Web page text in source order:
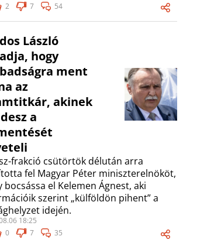
2
7 54
László
hogy
ment
az
akinek
a
frakció csütörtök délután arra
fel Magyar Péter miniszterelnököt,
bocsássa el Kelemen Ágnest, aki
szerint „külföldön pihent” a
idején.
18:25
0
7 35